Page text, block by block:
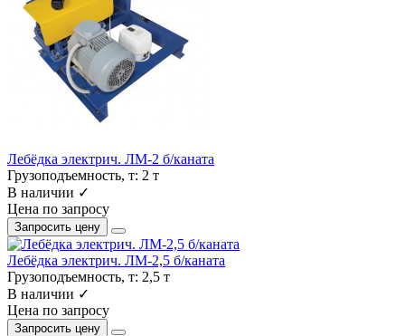
Лебёдка электрич. ЛМ-2 б/каната
Грузоподъемность, т: 2 т
В наличии ✓
Цена по запросу
Запросить цену
Лебёдка электрич. ЛМ-2,5 б/каната
Грузоподъемность, т: 2,5 т
В наличии ✓
Цена по запросу
Запросить цену